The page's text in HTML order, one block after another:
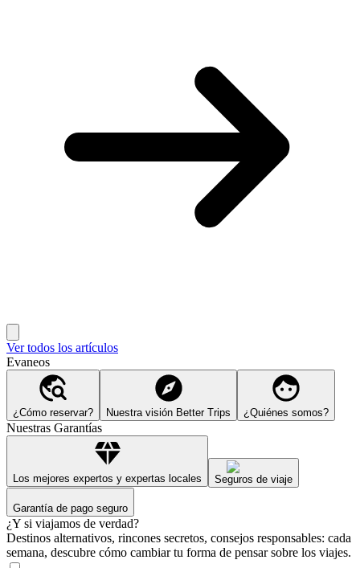
Ver todos los artículos
Evaneos
¿Cómo reservar? Nuestra visión Better Trips ¿Quiénes somos?
Nuestras Garantías
Los mejores expertos y expertas locales Seguros de viaje
Garantía de pago seguro
¿Y si viajamos de verdad?
Destinos alternativos, rincones secretos, consejos responsables: cada
semana, descubre cómo cambiar tu forma de pensar sobre los viajes.